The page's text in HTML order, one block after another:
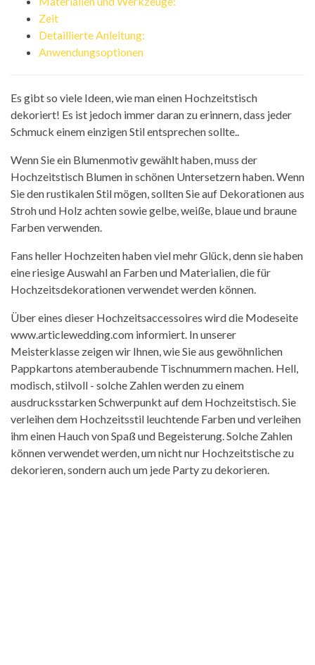
Zeit
Detaillierte Anleitung:
Anwendungsoptionen
Es gibt so viele Ideen, wie man einen Hochzeitstisch
dekoriert! Es ist jedoch immer daran zu erinnern, dass jeder
Schmuck einem einzigen Stil entsprechen sollte..
Wenn Sie ein Blumenmotiv gewählt haben, muss der
Hochzeitstisch Blumen in schönen Untersetzern haben. Wenn
Sie den rustikalen Stil mögen, sollten Sie auf Dekorationen aus
Stroh und Holz achten sowie gelbe, weiße, blaue und braune
Farben verwenden.
Fans heller Hochzeiten haben viel mehr Glück, denn sie haben
eine riesige Auswahl an Farben und Materialien, die für
Hochzeitsdekorationen verwendet werden können.
Über eines dieser Hochzeitsaccessoires wird die Modeseite
www.articlewedding.com informiert. In unserer
Meisterklasse zeigen wir Ihnen, wie Sie aus gewöhnlichen
Pappkartons atemberaubende Tischnummern machen. Hell,
modisch, stilvoll - solche Zahlen werden zu einem
ausdrucksstarken Schwerpunkt auf dem Hochzeitstisch. Sie
verleihen dem Hochzeitsstil leuchtende Farben und verleihen
ihm einen Hauch von Spaß und Begeisterung. Solche Zahlen
können verwendet werden, um nicht nur Hochzeitstische zu
dekorieren, sondern auch um jede Party zu dekorieren.